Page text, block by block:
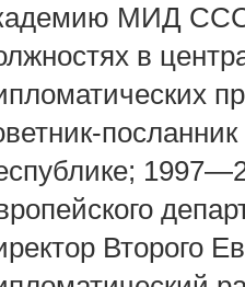
МИД
в
Второго